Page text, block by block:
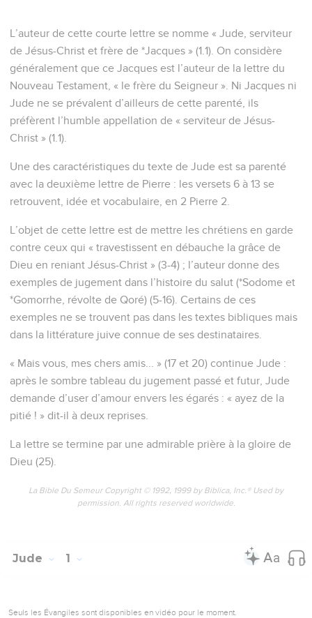
L’auteur de cette courte lettre se nomme « Jude, serviteur
de Jésus-Christ et frère de *Jacques » (1.1). On considère
généralement que ce Jacques est l’auteur de la lettre du
Nouveau Testament, « le frère du Seigneur ». Ni Jacques ni
Jude ne se prévalent d’ailleurs de cette parenté, ils
préfèrent l’humble appellation de « serviteur de Jésus-
Christ » (1.1).
Une des caractéristiques du texte de Jude est sa parenté
avec la deuxième lettre de Pierre : les versets 6 à 13 se
retrouvent, idée et vocabulaire, en 2 Pierre 2.
L’objet de cette lettre est de mettre les chrétiens en garde
contre ceux qui « travestissent en débauche la grâce de
Dieu en reniant Jésus-Christ » (3-4) ; l’auteur donne des
exemples de jugement dans l’histoire du salut (*Sodome et
*Gomorrhe, révolte de Qoré) (5-16). Certains de ces
exemples ne se trouvent pas dans les textes bibliques mais
dans la littérature juive connue de ses destinataires.
« Mais vous, mes chers amis... » (17 et 20) continue Jude :
après le sombre tableau du jugement passé et futur, Jude
demande d’user d’amour envers les égarés : « ayez de la
pitié ! » dit-il à deux reprises.
La lettre se termine par une admirable prière à la gloire de
Dieu (25).
La Bible Du Semeur Copyright © 1992, 1999 by Biblica, Inc.® Used by
permission. All rights reserved worldwide.
Jude 1
Seuls les Évangiles sont disponibles en vidéo pour le moment.